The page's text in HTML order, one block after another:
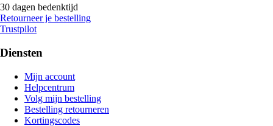
30 dagen bedenktijd
Retourneer je bestelling
Trustpilot
Diensten
Mijn account
Helpcentrum
Volg mijn bestelling
Bestelling retourneren
Kortingscodes